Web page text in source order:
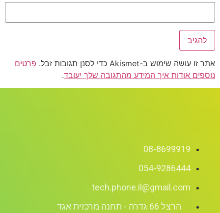
אתר זו עושה שימוש ב-Akismet כדי לסנן תגובות זבל.
פרטים
נוספים אודות איך המידע מהתגובה שלך יעובד.
08-8699919
054-9286444
tech.phone.il@gmail.com
הרצל 66 גדרה - תחנה מרכזית אגד